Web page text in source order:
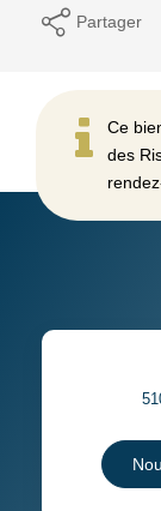
Partager
Ce
des